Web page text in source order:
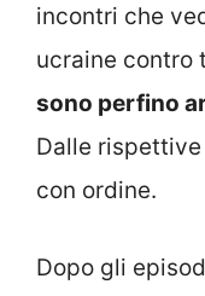
incontri che
ucraine contro
sono perfino
Dalle
con ordine.
Dopo gli